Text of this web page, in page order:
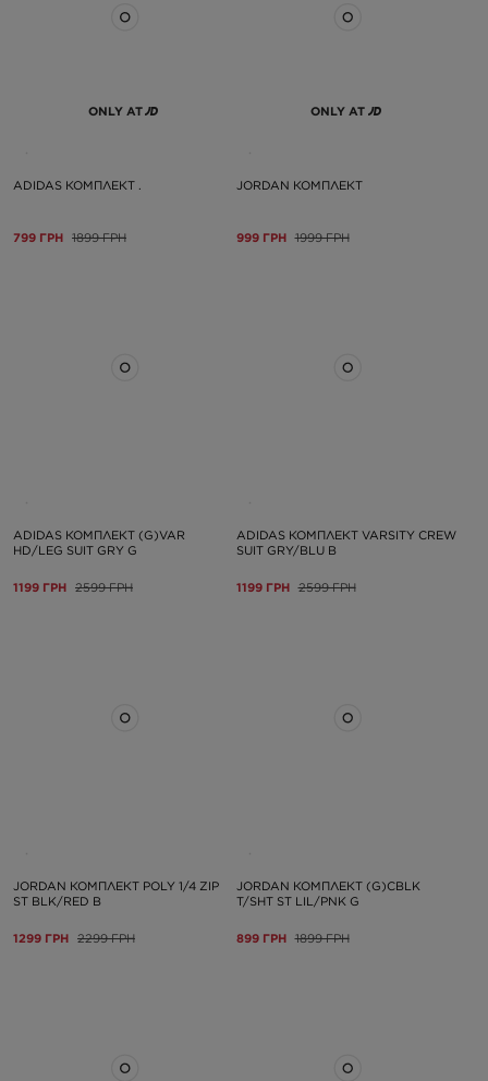
ONLY AT
ADIDAS КОМПЛЕКТ .
799 ГРН 1899 ГРН
ONLY AT
JORDAN КОМПЛЕКТ
999 ГРН 1999 ГРН
ADIDAS КОМПЛЕКТ (G)VAR
HD/LEG SUIT GRY G
1199 ГРН 2599 ГРН
ADIDAS КОМПЛЕКТ VARSITY CREW
SUIT GRY/BLU B
1199 ГРН 2599 ГРН
JORDAN КОМПЛЕКТ POLY 1/4 ZIP
ST BLK/RED B
1299 ГРН 2299 ГРН
JORDAN КОМПЛЕКТ (G)CBLK
T/SHT ST LIL/PNK G
899 ГРН 1899 ГРН